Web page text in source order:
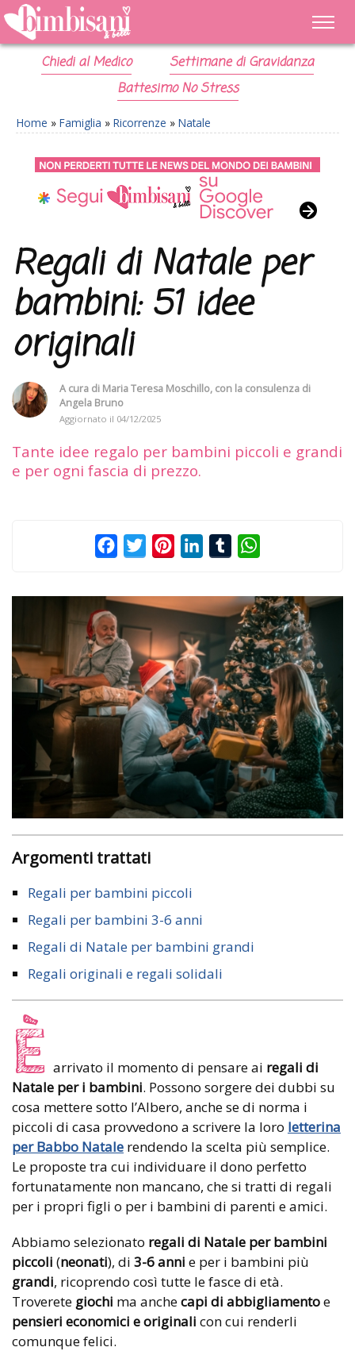
Chiedi al Medico
Settimane di Gravidanza
Battesimo No Stress
Home » Famiglia » Ricorrenze » Natale
Regali di Natale per
bambini: 51 idee
originali
A cura di Maria Teresa Moschillo, con la consulenza di
Angela Bruno
Aggiornato il 04/12/2025
Tante idee regalo per bambini piccoli e grandi
e per ogni fascia di prezzo.
FacebookTwitterPinterestLinkedInTumblr
Argomenti trattati
Regali per bambini piccoli
Regali per bambini 3-6 anni
Regali di Natale per bambini grandi
Regali originali e regali solidali
È arrivato il momento di pensare ai regali di
Natale per i bambini. Possono sorgere dei dubbi su
cosa mettere sotto l’Albero, anche se di norma i
piccoli di casa provvedono a scrivere la loro letterina
per Babbo Natale rendendo la scelta più semplice.
Le proposte tra cui individuare il dono perfetto
fortunatamente non mancano, che si tratti di regali
per i propri figli o per i bambini di parenti e amici.
Abbiamo selezionato regali di Natale per bambini
piccoli (neonati), di 3-6 anni e per i bambini più
grandi, ricoprendo così tutte le fasce di età.
Troverete giochi ma anchecapi di abbigliamentoe
pensieri economici e originali con cui renderli
comunque felici.